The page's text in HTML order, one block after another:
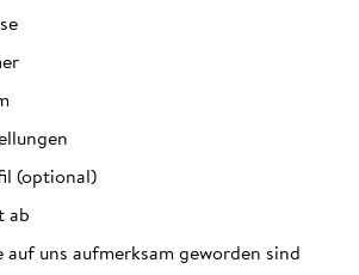
(optional)
ab
auf uns aufmerksam geworden sind